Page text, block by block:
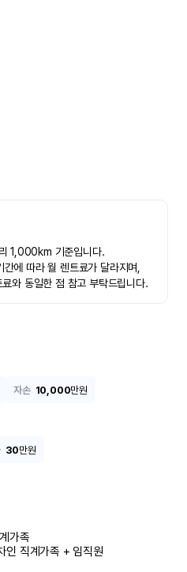
1,000km 기준입니다.
에 따라 월 렌트료가 달라지며,
와 동일한 점 참고 부탁드립니다.
자손 10,000만원
30만원
가족
인 직계가족 + 임직원